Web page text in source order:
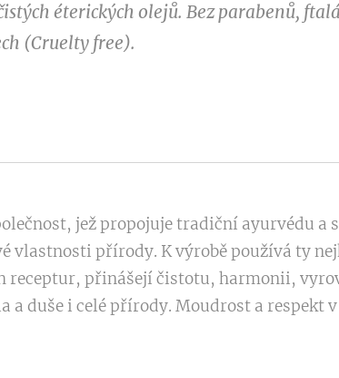
éterických olejů. Bez parabenů,
(Cruelty free).
jež propojuje tradiční ayurvédu a
vlastnosti přírody. K výrobě používá ty
receptur, přinášejí čistotu, harmonii,
a duše i celé přírody. Moudrost a respekt